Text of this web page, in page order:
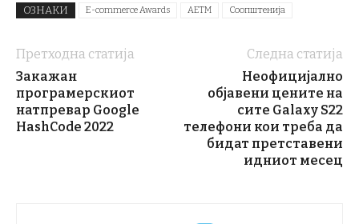
ОЗНАКИ E-commerce Awards АЕТМ Соопштенија
Претходна статија
Закажан
програмерскиот
натпревар Google
HashCode 2022
Следна статија
Неофицијално
објавени цените на
сите Galaxy S22
телефони кои треба да
бидат претставени
идниот месец